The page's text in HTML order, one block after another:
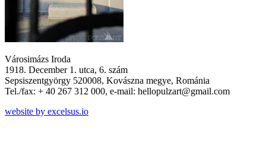
Városimázs Iroda
1918. December 1. utca, 6. szám
Sepsiszentgyörgy 520008, Kovászna megye, Románia
Tel./fax: + 40 267 312 000, e-mail: hellopulzart@gmail.com
website by excelsus.io